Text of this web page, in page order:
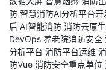
防 智慧消防AI分析平台开
后 AI智能消防 消防云原生
DevOps 养老院消防安全
分析平台 消防平台运维
防Vue 消防安全重点单位